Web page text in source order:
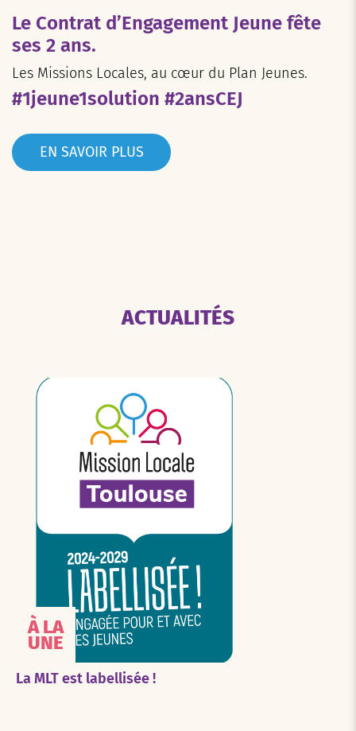
Le Contrat d’Engagement Jeune fête
ses 2 ans.
Les Missions Locales, au cœur du Plan Jeunes.
#1jeune1solution #2ansCEJ
EN SAVOIR PLUS
ACTUALITÉS
À LA
UNE
La MLT est labellisée !